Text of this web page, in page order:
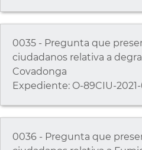
0035 - Pregunta que
ciudadanos relativa a
Covadonga
Expediente: O-89CIU-
0036 - Pregunta que